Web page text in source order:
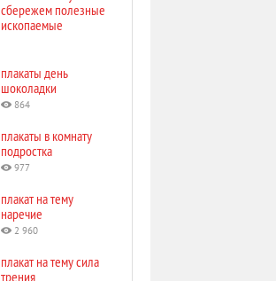
сбережем полезные
ископаемые
плакаты день
шоколадки
864
плакаты в комнату
подростка
977
плакат на тему
наречие
2 960
плакат на тему сила
трения